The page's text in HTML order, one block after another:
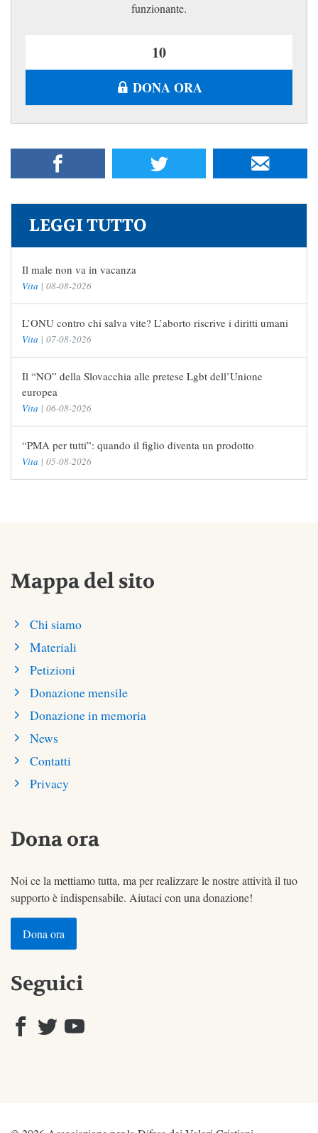
funzionante.
DONA ORA
LEGGI TUTTO
Il male non va in vacanza
Vita | 08-08-2026
L’ONU contro chi salva vite? L’aborto riscrive i diritti umani
Vita | 07-08-2026
Il “NO” della Slovacchia alle pretese Lgbt dell’Unione
europea
Vita | 06-08-2026
“PMA per tutti”: quando il figlio diventa un prodotto
Vita | 05-08-2026
Mappa del sito
Chi siamo
Materiali
Petizioni
Donazione mensile
Donazione in memoria
News
Contatti
Privacy
Dona ora
Noi ce la mettiamo tutta, ma per realizzare le nostre attività il tuo
supporto è indispensabile. Aiutaci con una donazione!
Dona ora
Seguici